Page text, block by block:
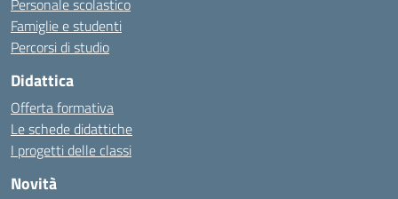
Personale scolastico
Famiglie e studenti
Percorsi di studio
Didattica
Offerta formativa
Le schede didattiche
I progetti delle classi
Novità